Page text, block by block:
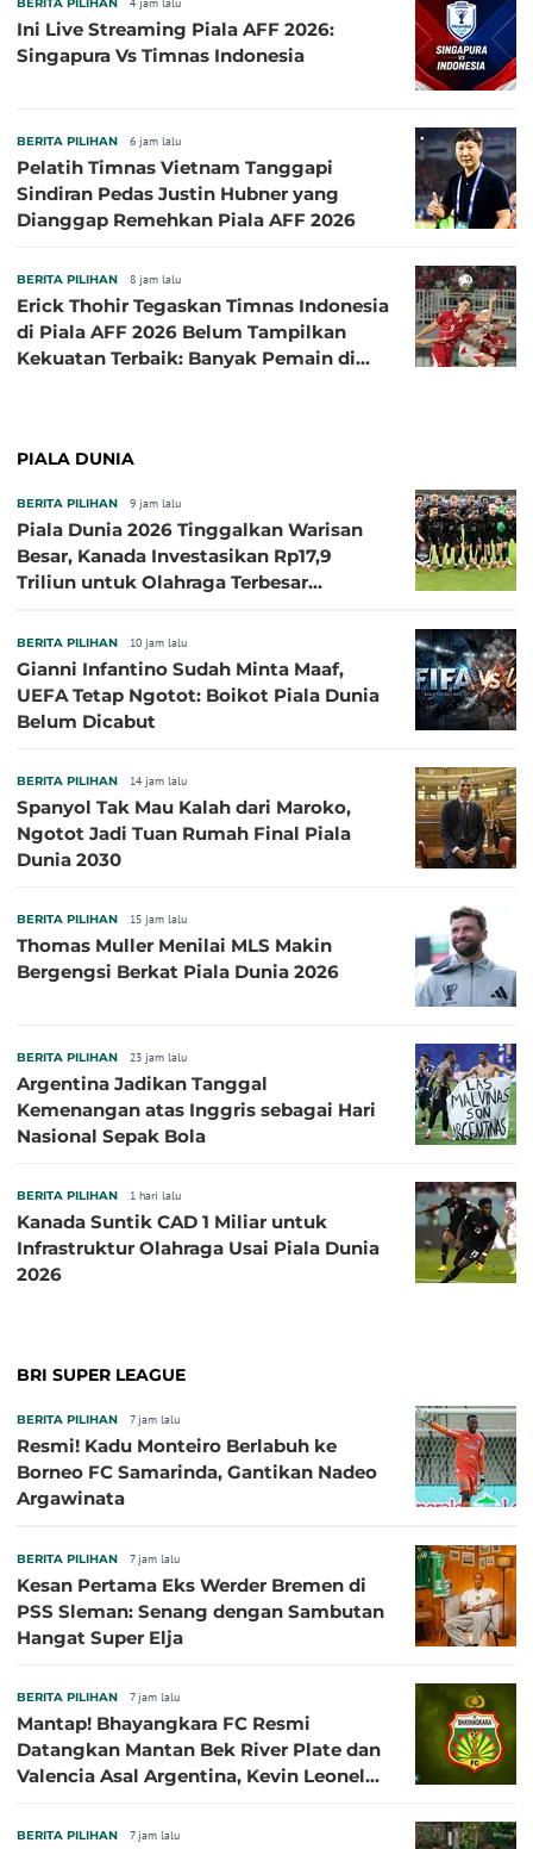
BERITA PILIHAN 4 jam lalu
Ini Live Streaming Piala AFF 2026:
Singapura Vs Timnas Indonesia
BERITA PILIHAN 6 jam lalu
Pelatih Timnas Vietnam Tanggapi
Sindiran Pedas Justin Hubner yang
Dianggap Remehkan Piala AFF 2026
BERITA PILIHAN 8 jam lalu
Erick Thohir Tegaskan Timnas Indonesia
di Piala AFF 2026 Belum Tampilkan
Kekuatan Terbaik: Banyak Pemain di
PIALA DUNIA
BERITA PILIHAN 9 jam lalu
Piala Dunia 2026 Tinggalkan Warisan
Besar, Kanada Investasikan Rp17,9
Triliun untuk Olahraga Terbesar
BERITA PILIHAN 10 jam lalu
Gianni Infantino Sudah Minta Maaf,
UEFA Tetap Ngotot: Boikot Piala Dunia
Belum Dicabut
BERITA PILIHAN 14 jam lalu
Spanyol Tak Mau Kalah dari Maroko,
Ngotot Jadi Tuan Rumah Final Piala
Dunia 2030
BERITA PILIHAN 15 jam lalu
Thomas Muller Menilai MLS Makin
Bergengsi Berkat Piala Dunia 2026
BERITA PILIHAN 23 jam lalu
Argentina Jadikan Tanggal
Kemenangan atas Inggris sebagai Hari
Nasional Sepak Bola
BERITA PILIHAN 1 hari lalu
Kanada Suntik CAD 1 Miliar untuk
Infrastruktur Olahraga Usai Piala Dunia
2026
BRI SUPER LEAGUE
BERITA PILIHAN 7 jam lalu
Resmi! Kadu Monteiro Berlabuh ke
Borneo FC Samarinda, Gantikan Nadeo
Argawinata
BERITA PILIHAN 7 jam lalu
Kesan Pertama Eks Werder Bremen di
PSS Sleman: Senang dengan Sambutan
Hangat Super Elja
BERITA PILIHAN 7 jam lalu
Mantap! Bhayangkara FC Resmi
Datangkan Mantan Bek River Plate dan
Valencia Asal Argentina, Kevin Leonel
BERITA PILIHAN 7 jam lalu